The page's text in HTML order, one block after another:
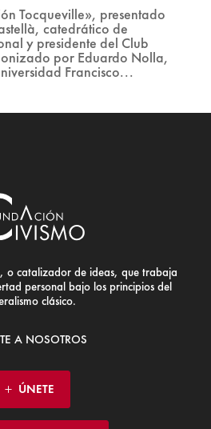
Tocqueville», presentado
catedrático de
y presidente del Club
por Eduardo Nolla,
Francisco...
o catalizador de ideas, que trabaja
personal bajo los principios del
clásico.
A NOSOTROS
ÚNETE